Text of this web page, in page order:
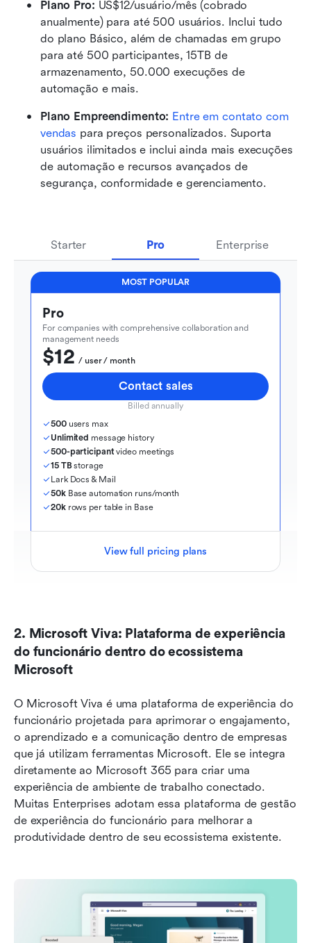
Plano Pro: US$12/usuário/mês (cobrado
anualmente) para até 500 usuários. Inclui tudo
do plano Básico, além de chamadas em grupo
para até 500 participantes, 15TB de
armazenamento, 50.000 execuções de
automação e mais.
Plano Empreendimento: Entre em contato com
vendas para preços personalizados. Suporta
usuários ilimitados e inclui ainda mais execuções
de automação e recursos avançados de
segurança, conformidade e gerenciamento.
Starter Pro Enterprise
MOST POPULAR
Pro
For companies with comprehensive collaboration and
management needs
$12
  / user / month
Contact sales
Billed annually
500 users max
Unlimited message history
500-participant video meetings
15 TB storage
Lark Docs & Mail
50k Base automation runs/month
20k rows per table in Base
View full pricing plans
2. Microsoft Viva: Plataforma de experiência
do funcionário dentro do ecossistema
Microsoft
O Microsoft Viva é uma plataforma de experiência do
funcionário projetada para aprimorar o engajamento,
o aprendizado e a comunicação dentro de empresas
que já utilizam ferramentas Microsoft. Ele se integra
diretamente ao Microsoft 365 para criar uma
experiência de ambiente de trabalho conectado.
Muitas Enterprises adotam essa plataforma de gestão
de experiência do funcionário para melhorar a
produtividade dentro de seu ecossistema existente.